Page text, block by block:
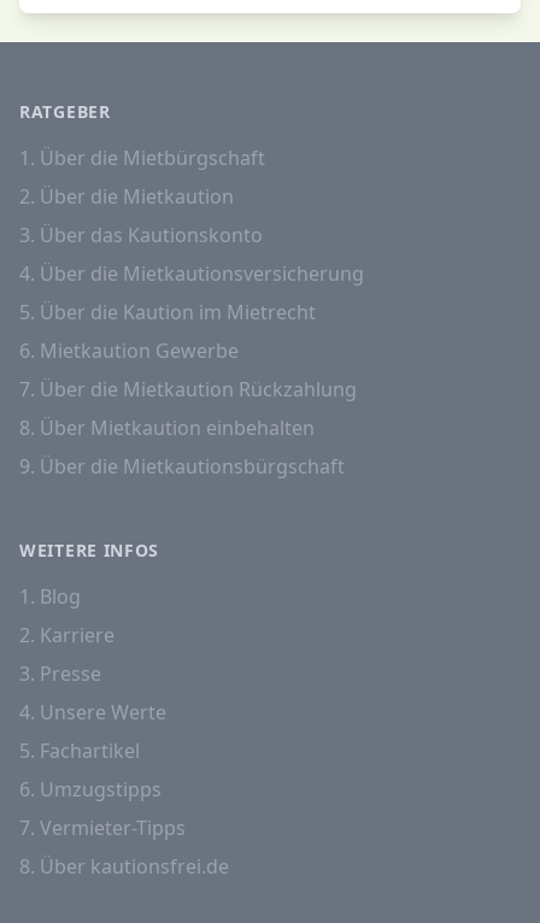
RATGEBER
1. Über die Mietbürgschaft
2. Über die Mietkaution
3. Über das Kautionskonto
4. Über die Mietkautionsversicherung
5. Über die Kaution im Mietrecht
6. Mietkaution Gewerbe
7. Über die Mietkaution Rückzahlung
8. Über Mietkaution einbehalten
9. Über die Mietkautionsbürgschaft
WEITERE INFOS
1. Blog
2. Karriere
3. Presse
4. Unsere Werte
5. Fachartikel
6. Umzugstipps
7. Vermieter-Tipps
8. Über kautionsfrei.de